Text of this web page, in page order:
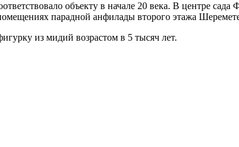
объекту в начале 20 века. В центре
парадной анфилады второго этажа
из мидий возрастом в 5 тысяч лет.